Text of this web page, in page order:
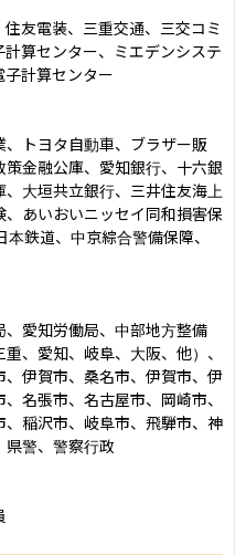
友電装、三重交通、三交コミ
算センター、ミエデンシステ
計算センター
トヨタ自動車、ブラザー販
金融公庫、愛知銀行、十六銀
大垣共立銀行、三井住友海上
あいおいニッセイ同和損害保
鉄道、中京綜合警備保障、
愛知労働局、中部地方整備
、愛知、岐阜、大阪、他）、
伊賀市、桑名市、伊賀市、伊
名張市、名古屋市、岡崎市、
稲沢市、岐阜市、飛騨市、神
県警、警察行政